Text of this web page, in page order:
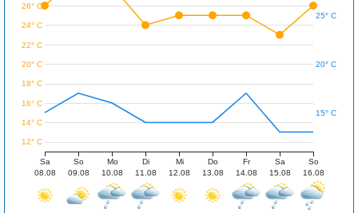
Sa
08.08
So
09.08
Mo
10.08
Di
11.08
Mi
12.08
Do
13.08
Fr
14.08
Sa
15.08
So
16.08
12° C
14° C
16° C
18° C
20° C
22° C
24° C
26° C
15° C
20° C
25° C